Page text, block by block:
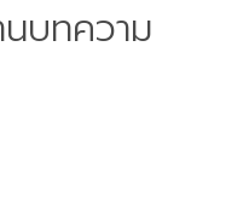
บทความ